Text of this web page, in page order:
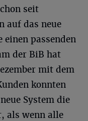
seit
auf das neue
passenden
der BiB hat
mit dem
konnten
System die
als wenn alle